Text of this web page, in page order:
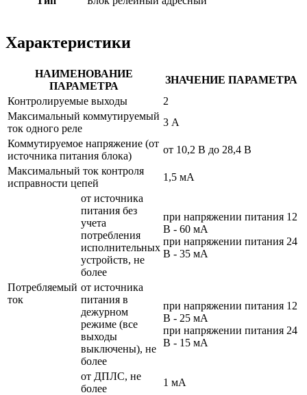
Характеристики
НАИМЕНОВАНИЕ
ПАРАМЕТРА
ЗНАЧЕНИЕ ПАРАМЕТРА
Контролируемые выходы
2
Максимальный коммутируемый
ток одного реле
3 А
Коммутируемое напряжение (от
источника питания блока)
от 10,2 В до 28,4 В
Максимальный ток контроля
исправности цепей
1,5 мА
Потребляемый
ток
от источника
питания без
учета
потребления
исполнительных
устройств, не
более
при напряжении питания 12
В - 60 мА
при напряжении питания 24
В - 35 мА
от источника
питания в
дежурном
режиме (все
выходы
выключены), не
более
при напряжении питания 12
В - 25 мА
при напряжении питания 24
В - 15 мА
от ДПЛС, не
более
1 мА